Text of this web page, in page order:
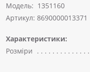
Модель: 1351160
Артикул: 8690000013371
Характеристики:
Розміри